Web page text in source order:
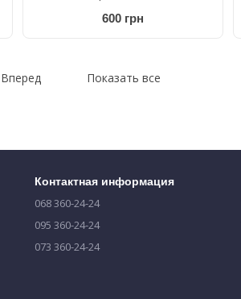
600 грн
Вперед Показать все
Контактная информация
068 360-24-24
095 360-24-24
073 360-24-24